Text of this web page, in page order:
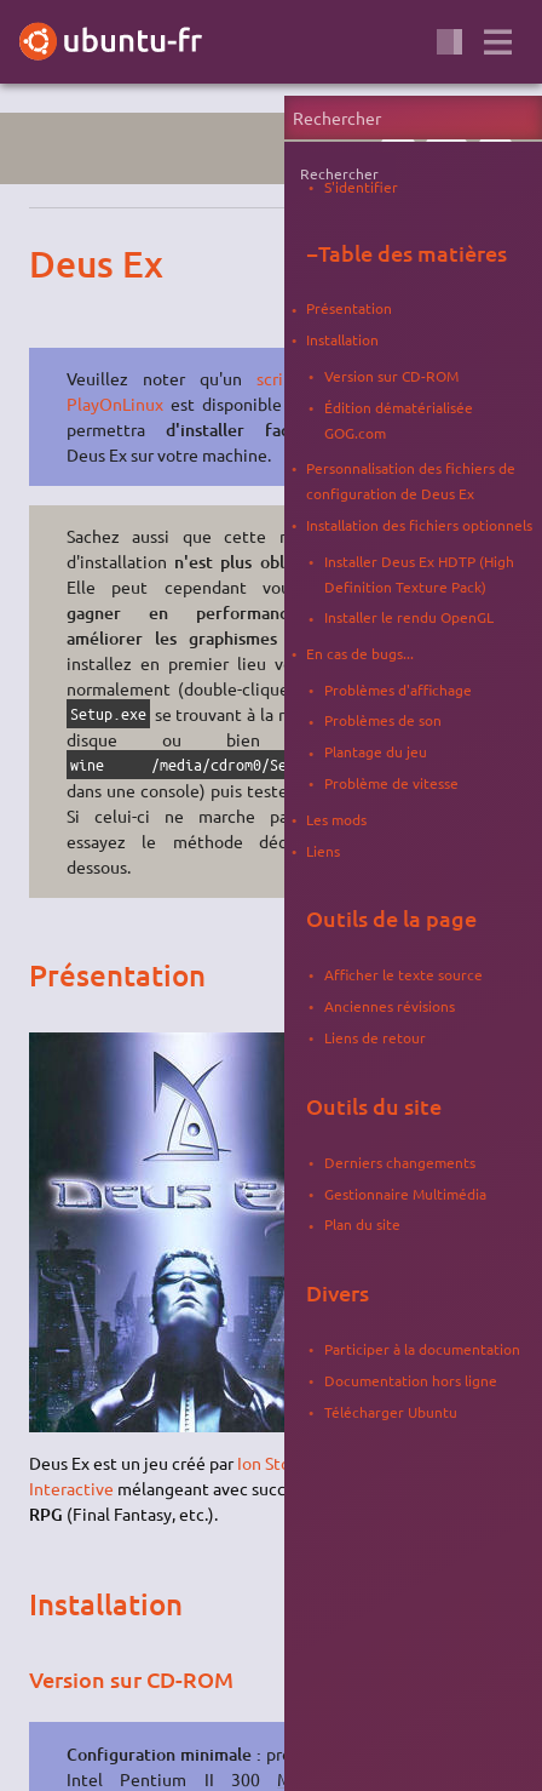
JEU WINE FPS
Deus Ex
Veuillez noter qu'un script pour
PlayOnLinuxest disponible et vous
permettra d'installer facilement
Deus Ex sur votre machine.
Sachez aussi que cette méthode
d'installation n'est plus obligatoire.
Elle peut cependant vous faire
gagner en performances et
améliorer les graphismes
installez en premier lieu votre jeu
normalement (double-cliquez sur le
Setup.exe se trouvant à la racine du
disque ou bien tapez
wine /media/cdrom0/Setup.exe
dans une console) puis testez le jeu.
Si celui-ci ne marche pas, alors
essayez le méthode décrite ci-
dessous.
Présentation
Deus Ex est un jeu créé parIon Storm
Interactive mélangeant avec succès
RPG (Final Fantasy, etc.).
Installation
Version sur CD-ROM
Configuration minimale : processeur
Intel Pentium II 300 MHz
Rechercher
S'identifier
−Table des matières
Présentation
Installation
Version sur CD-ROM
Édition dématérialisée
GOG.com
Personnalisation des fichiers de
configuration de Deus Ex
Installation des fichiers optionnels
Installer Deus Ex HDTP (High
Definition Texture Pack)
Installer le rendu OpenGL
En cas de bugs...
Problèmes d'affichage
Problèmes de son
Plantage du jeu
Problème de vitesse
Les mods
Liens
Outils de la page
Afficher le texte source
Anciennes révisions
Liens de retour
Outils du site
Derniers changements
Gestionnaire Multimédia
Plan du site
Divers
Participer à la documentation
Documentation hors ligne
Télécharger Ubuntu